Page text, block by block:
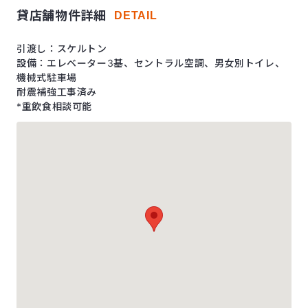
貸店舗物件詳細 DETAIL
引渡し：スケルトン
設備：エレベーター3基、セントラル空調、男女別トイレ、
機械式駐車場
耐震補強工事済み
*重飲食相談可能